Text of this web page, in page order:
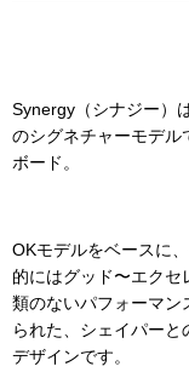
Synergy（シナジー）
のシグネチャーモデル
ボード。
OKモデルをベースに
的にはグッド〜エク
類のないパフォーマン
られた、シェイパー
デザインです。